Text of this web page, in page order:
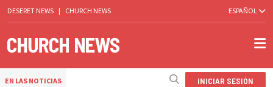
DESERET NEWS | CHURCH NEWS ESPAÑOL
EN LAS NOTICIAS INICIAR SESIÓN